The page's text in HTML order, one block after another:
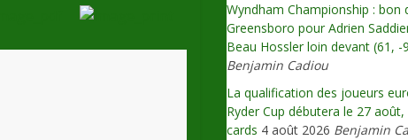
Wyndham Championship : bon
Greensboro pour Adrien
Beau Hossler loin devant (61, -
Benjamin Cadiou
La qualification des joueurs
Ryder Cup débutera le 27
cards 4 août 2026 Benjamin